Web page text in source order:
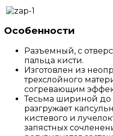
Особенности
Разъемный, с
пальца кисти.
Изготовлен из
трехслойного
согревающим
Тесьма шириной до
разгружает
кистевого и
запястных